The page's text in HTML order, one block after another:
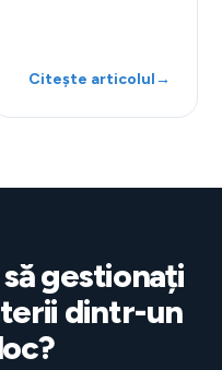
Citește articolul→
gestionați
dintr-un